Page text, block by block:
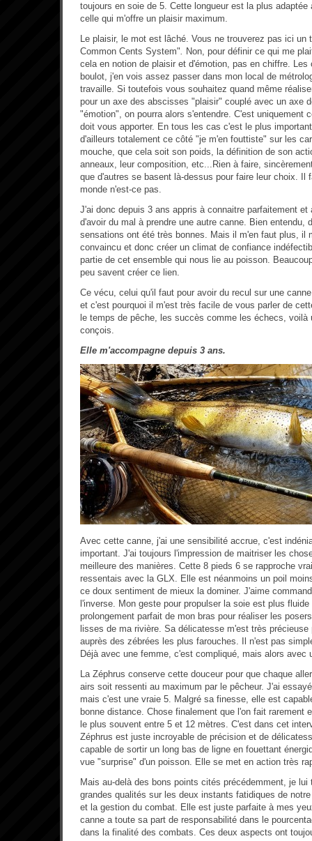
toujours en soie de 5. Cette longueur est la plus
celle qui m'offre un plaisir maximum.
Le plaisir, le mot est lâché. Vous ne trouverez pas ici un
Common Cents System". Non, pour définir ce qui me
cela en notion de plaisir et d'émotion, pas en chiffre.
boulot, j'en vois assez passer dans mon local de
travaille. Si toutefois vous souhaitez quand même
pour un axe des abscisses "plaisir" couplé avec un axe
"émotion", on pourra alors s'entendre. C'est uniquement
doit vous apporter. En tous les cas c'est le plus
d'ailleurs totalement ce côté "je m'en fouttiste" sur les
mouche, que cela soit son poids, la définition de son
anneaux, leur composition, etc...Rien à faire,
que d'autres se basent là-dessus pour faire leur choix. Il
monde n'est-ce pas.
J'ai donc depuis 3 ans appris à connaitre parfaitement et
d'avoir du mal à prendre une autre canne. Bien entendu,
sensations ont été très bonnes. Mais il m'en faut plus, il
convaincu et donc créer un climat de confiance
partie de cet ensemble qui nous lie au poisson.
peu savent créer ce lien.
Ce vécu, celui qu'il faut pour avoir du recul sur une
et c'est pourquoi il m'est très facile de vous parler de
le temps de pêche, les succès comme les échecs,
conçois.
Elle m'accompagne depuis 3 ans.
Avec cette canne, j'ai une sensibilité accrue, c'est
important. J'ai toujours l'impression de maitriser les
meilleure des manières. Cette 8 pieds 6 se rapproche
ressentais avec la GLX. Elle est néanmoins un poil
ce doux sentiment de mieux la dominer. J'aime
l'inverse. Mon geste pour propulser la soie est plus
prolongement parfait de mon bras pour réaliser les
lisses de ma rivière. Sa délicatesse m'est très
auprès des zébrées les plus farouches. Il n'est pas
Déjà avec une femme, c'est compliqué, mais alors avec
La Zéphrus conserve cette douceur pour que chaque
airs soit ressenti au maximum par le pêcheur. J'ai
mais c'est une vraie 5. Malgré sa finesse, elle est
bonne distance. Chose finalement que l'on fait rarement
le plus souvent entre 5 et 12 mètres. C'est dans cet
Zéphrus est juste incroyable de précision et de
capable de sortir un long bas de ligne en fouettant
vue "surprise" d'un poisson. Elle se met en action très
Mais au-delà des bons points cités précédemment, je
grandes qualités sur les deux instants fatidiques de
et la gestion du combat. Elle est juste parfaite à mes
canne a toute sa part de responsabilité dans le
dans la finalité des combats. Ces deux aspects ont